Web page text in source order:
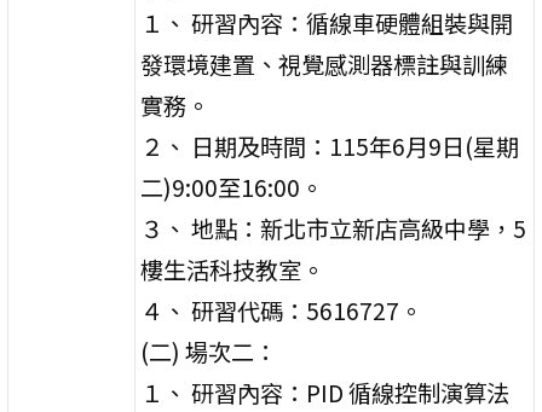
１、 研習內容：循線車硬體組裝與開
發環境建置、視覺感測器標註與訓練
實務。
２、 日期及時間：115年6月9日(星期
二)9:00至16:00。
３、 地點：新北市立新店高級中學，5
樓生活科技教室。
４、 研習代碼：5616727。
(二) 場次二：
１、 研習內容：PID 循線控制演算法